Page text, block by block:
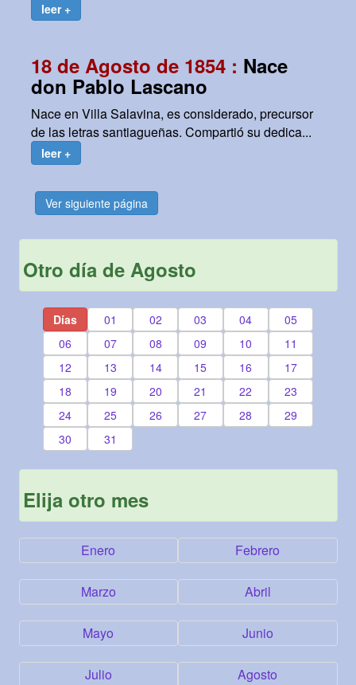
leer +
18 de Agosto de 1854 : Nace
don Pablo Lascano
Nace en Villa Salavina, es considerado, precursor
de las letras santiagueñas. Compartió su dedica...
leer +
Ver siguiente página
Otro día de Agosto
Días 01 02 03 04
05
06
07 08 09 10
11
12
13 14 15 16
17
18
19 20 21 22
23
24
25 26 27 28
29
30
31
Elija otro mes
Enero Febrero
Marzo Abril
Mayo Junio
Julio Agosto